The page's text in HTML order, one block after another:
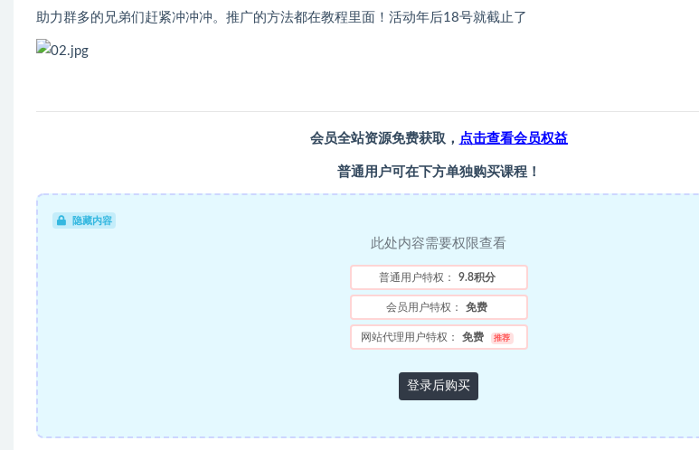
助力群多的兄弟们赶紧冲冲冲。推广的方法都在教程里面！活动年后18号就截止了
会员全站资源免费获取， 点击查看会员权益
普通用户可在下方单独购买课程！
隐藏内容
此处内容需要权限查看
普通用户特权： 9.8积分
会员用户特权： 免费
网站代理用户特权： 免费 推荐
登录后购买